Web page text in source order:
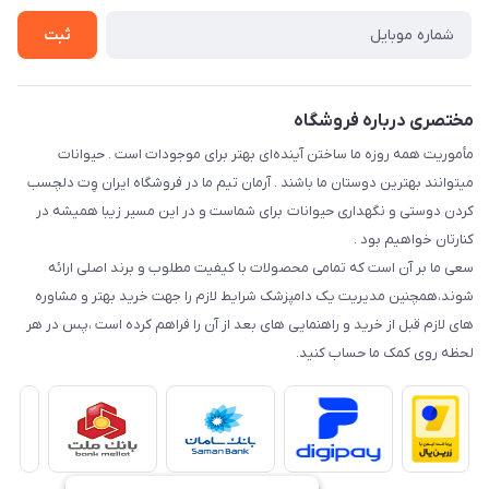
شرایط ارسال رایگان
ثبت
مختصری درباره فروشگاه
مأموریت همه روزه ما ساختن آینده‌ای بهتر برای موجودات است . حیوانات
میتوانند بهترین دوستان ما باشند . آرمان تیم ما در فروشگاه ایران وِت دلچسب
کردن دوستی و نگهداری حیوانات برای شماست و در این مسیر زیبا همیشه در
کنارتان خواهیم بود .
سعی ما بر آن است که تمامی محصولات با کیفیت مطلوب و برند اصلی ارائه
شوند،همچنین مدیریت یک دامپزشک شرایط لازم را جهت خرید بهتر و مشاوره
های لازم قبل از خرید و راهنمایی های بعد از آن را فراهم کرده است ،پس در هر
لحظه روی کمک ما حساب کنید.